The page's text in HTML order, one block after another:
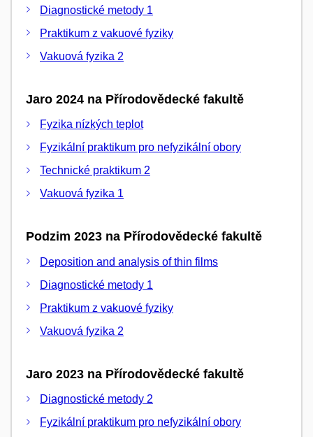
Diagnostické metody 1
Praktikum z vakuové fyziky
Vakuová fyzika 2
Jaro 2024 na Přírodovědecké fakultě
Fyzika nízkých teplot
Fyzikální praktikum pro nefyzikální obory
Technické praktikum 2
Vakuová fyzika 1
Podzim 2023 na Přírodovědecké fakultě
Deposition and analysis of thin films
Diagnostické metody 1
Praktikum z vakuové fyziky
Vakuová fyzika 2
Jaro 2023 na Přírodovědecké fakultě
Diagnostické metody 2
Fyzikální praktikum pro nefyzikální obory